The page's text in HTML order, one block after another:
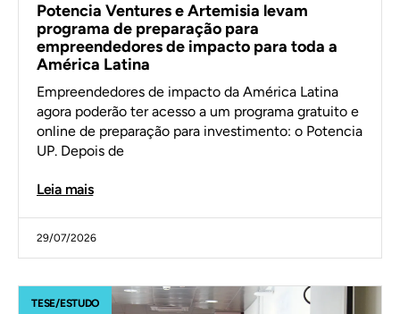
Potencia Ventures e Artemisia levam
programa de preparação para
empreendedores de impacto para toda a
América Latina
Empreendedores de impacto da América Latina
agora poderão ter acesso a um programa gratuito e
online de preparação para investimento: o Potencia
UP. Depois de
Leia mais
29/07/2026
TESE/ESTUDO